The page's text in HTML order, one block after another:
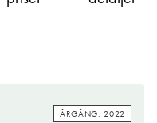
ÅRGÅNG: 2022